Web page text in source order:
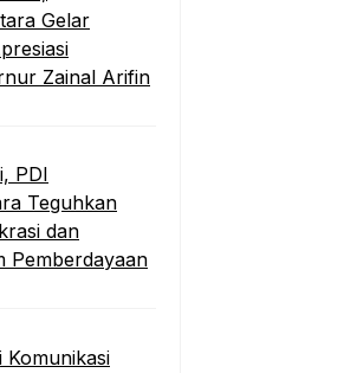
Gelar
Zainal Arifin
PDI
Teguhkan
dan
Pemberdayaan
Komunikasi